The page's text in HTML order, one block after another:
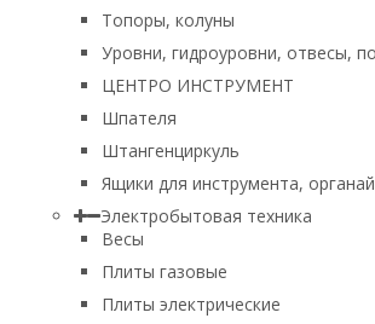
Топоры, колуны
Уровни, гидроуровни, отвесы,
ЦЕНТРО ИНСТРУМЕНТ
Шпателя
Штангенциркуль
Ящики для инструмента,
Электробытовая техника
Весы
Плиты газовые
Плиты электрические